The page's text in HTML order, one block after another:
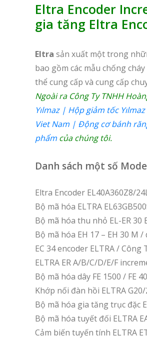
Eltra Encoder
gia tăng Eltra
Eltra sản xuất một trong
bao gồm các mẫu chống
thể cung cấp và cung cấp
Ngoài ra Công Ty TNHH
Yılmaz | Hộp giảm tốc
Viet Nam | Động cơ bánh
phẩm của chúng tôi.
Danh sách một số
Eltra Encoder EL40A360Z8/
Bộ mã hóa ELTRA
Bộ mã hóa thu nhỏ EL-ER
Bộ mã hóa EH 17 – EH 30 M
EC 34 encoder ELTRA /
ELTRA ER A/B/C/D/E/F
Bộ mã hóa dây FE 1500 / FE
Khớp nối đàn hồi ELTRA
Bộ mã hóa gia tăng trục đặc
Bộ mã hóa tuyết đối ELTRA
Cảm biến tuyến tính ELTRA